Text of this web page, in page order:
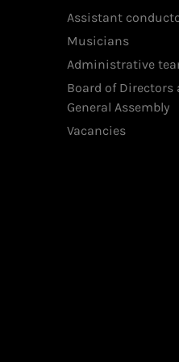
Assistant
Musicians
Administrative
Board of Directors
General Assembly
Vacancies